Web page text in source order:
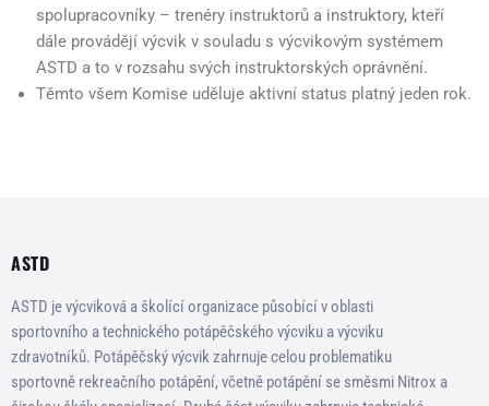
spolupracovníky – trenéry instruktorů a instruktory, kteří
dále provádějí výcvik v souladu s výcvikovým systémem
ASTD a to v rozsahu svých instruktorských oprávnění.
Těmto všem Komise uděluje aktivní status platný jeden rok.
ASTD
ASTD je výcviková a školící organizace působící v oblasti
sportovního a technického potápěčského výcviku a výcviku
zdravotníků. Potápěčský výcvik zahrnuje celou problematiku
sportovně rekreačního potápění, včetně potápění se směsmi Nitrox a